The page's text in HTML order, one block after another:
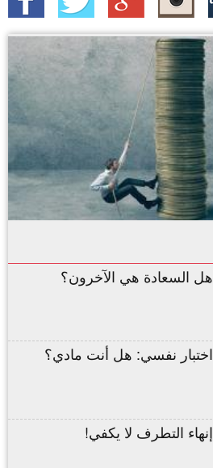
هل السعادة هي الآخرون؟
اختبار نفسي: هل أنت مادي؟
إنهاء التطرف لا يكفي!